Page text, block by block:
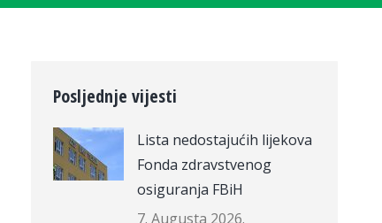
Posljednje vijesti
Lista nedostajućih lijekova
Fonda zdravstvenog
osiguranja FBiH
7. Augusta 2026.